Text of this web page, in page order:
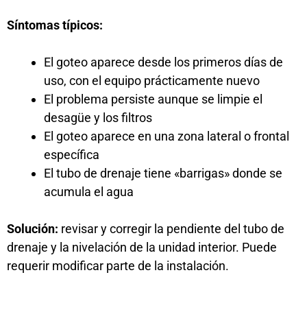
Síntomas típicos:
El goteo aparece desde los primeros días de
uso, con el equipo prácticamente nuevo
El problema persiste aunque se limpie el
desagüe y los filtros
El goteo aparece en una zona lateral o frontal
específica
El tubo de drenaje tiene «barrigas» donde se
acumula el agua
Solución: revisar y corregir la pendiente del tubo de
drenaje y la nivelación de la unidad interior. Puede
requerir modificar parte de la instalación.